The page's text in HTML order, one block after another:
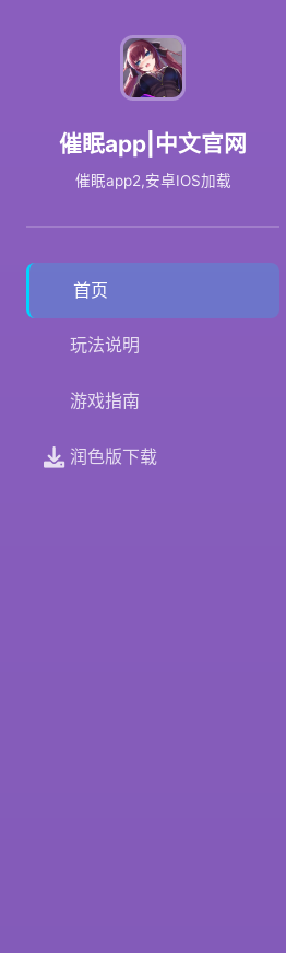
催眠app|中文官网
催眠app2,安卓IOS加载
首页
玩法说明
游戏指南
润色版下载